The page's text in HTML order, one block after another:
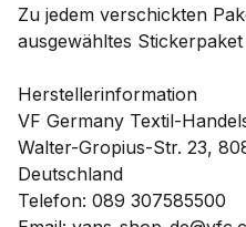
Zu jedem verschickten
ausgewähltes
Herstellerinformation
VF Germany Textil-
Walter-Gropius-Str. 23,
Deutschland
Telefon: 089 307585500